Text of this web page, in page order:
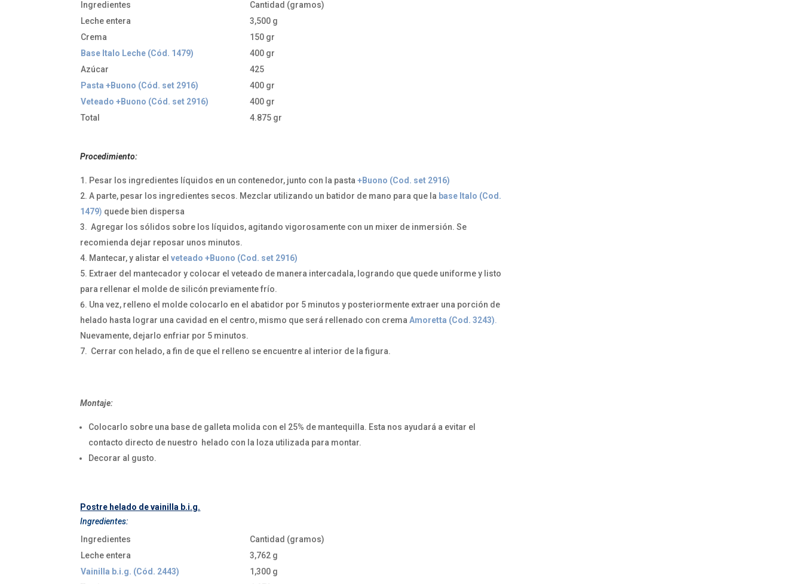
Ingredientes
Cantidad (gramos)
Leche entera
3,500 g
Crema
150 gr
Base Italo Leche (Cód. 1479)
400 gr
Azúcar
425
Pasta +Buono (Cód. set 2916)
400 gr
Veteado +Buono (Cód. set 2916)
400 gr
Total
4.875 gr
Procedimiento:
Pesar los ingredientes líquidos en un contenedor, junto con la pasta+Buono (Cod. set 2916)
A parte, pesar los ingredientes secos. Mezclar utilizando un batidor de mano para que la base Italo (Cod.
1479) quede bien dispersa
Agregar los sólidos sobre los líquidos, agitando vigorosamente con un mixer de inmersión. Se
recomienda dejar reposar unos minutos.
Mantecar, y alistar elveteado +Buono (Cod. set 2916)
Extraer del mantecador y colocar el veteado de manera intercadala, logrando que quede uniforme y listo
para rellenar el molde de silicón previamente frío.
Una vez, relleno el molde colocarlo en el abatidor por 5 minutos y posteriormente extraer una porción de
helado hasta lograr una cavidad en el centro, mismo que será rellenado con cremaAmoretta (Cod. 3243).
Nuevamente, dejarlo enfriar por 5 minutos.
Cerrar con helado, a fin de que el relleno se encuentre al interior de la figura.
Montaje:
Colocarlo sobre una base de galleta molida con el 25% de mantequilla. Esta nos ayudará a evitar el
contacto directo de nuestro helado con la loza utilizada para montar.
Decorar al gusto.
Postre helado de vainilla b.i.g.
Ingredientes:
Ingredientes
Cantidad (gramos)
Leche entera
3,762 g
Vainilla b.i.g. (Cód. 2443)
1,300 g